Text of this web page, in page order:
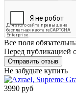
Все поля
Перед публикацией
Не забудьте купить
3990 руб